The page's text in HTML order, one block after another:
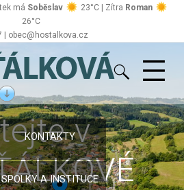
| obec@hostalkova.cz
má Soběslav 23°C | Zítra Roman
26°C
v
KONTAKTY
SPOLKY A INSTITUCE